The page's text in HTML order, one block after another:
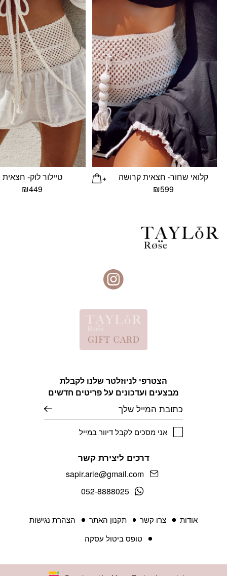
קלואי שחור- חצאית קרושה
₪599
טיילור לוק- חצאית
₪449
הצטרפי לניוזלטר שלנו לקבלת
מבצעים ועדכונים על פריטים חדשים
אני מסכים לקבל דיוור במייל
דרכים ליצירת קשר
sapir.arie@gmail.com
052-8888025
אודות צרו קשר תקנון האתר
הצהרת נגישות
טופס ביטול עסקה